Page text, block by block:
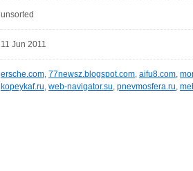
unsorted
11 Jun 2011
ersche.com, 77newsz.blogspot.com, aifu8.com,
kopeykaf.ru, web-navigator.su, pnevmosfera.ru,